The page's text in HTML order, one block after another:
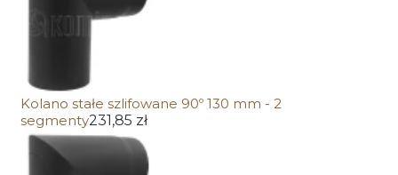
Kolano stałe szlifowane 90º 130 mm - 2
segmenty231,85 zł